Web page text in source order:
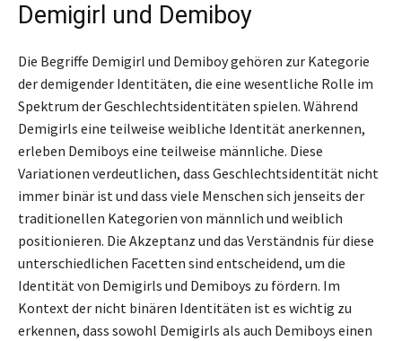
Demigirl und Demiboy
Die Begriffe Demigirl und Demiboy gehören zur Kategorie
der demigender Identitäten, die eine wesentliche Rolle im
Spektrum der Geschlechtsidentitäten spielen. Während
Demigirls eine teilweise weibliche Identität anerkennen,
erleben Demiboys eine teilweise männliche. Diese
Variationen verdeutlichen, dass Geschlechtsidentität nicht
immer binär ist und dass viele Menschen sich jenseits der
traditionellen Kategorien von männlich und weiblich
positionieren. Die Akzeptanz und das Verständnis für diese
unterschiedlichen Facetten sind entscheidend, um die
Identität von Demigirls und Demiboys zu fördern. Im
Kontext der nicht binären Identitäten ist es wichtig zu
erkennen, dass sowohl Demigirls als auch Demiboys einen